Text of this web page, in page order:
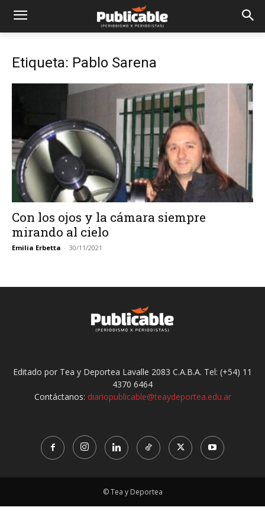
Etiqueta: Pablo Sarena
Con los ojos y la cámara siempre
mirando al cielo
Emilia Erbetta - 30/11/2021
Editado por Tea y Deportea Lavalle 2083 C.A.B.A. Tel: (+54) 11
4370 6464
Contáctanos: diariopublicable@teaydeportea.edu.ar
© Tea y Deportea